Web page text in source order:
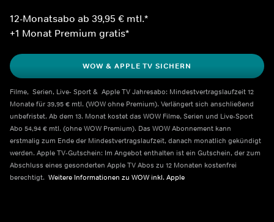
12-Monatsabo ab 39,95 € mtl.*
+1 Monat Premium gratis*
WOW & APPLE TV SICHERN
Filme,  Serien, Live- Sport &  Apple TV Jahresabo: Mindestvertragslaufzeit 12
Monate für 39,95 € mtl. (WOW ohne Premium). Verlängert sich anschließend
unbefristet. Ab dem 13. Monat kostet das WOW Filme, Serien und Live-Sport
Abo 54,94 € mtl. (ohne WOW Premium). Das WOW Abonnement kann
erstmalig zum Ende der Mindestvertragslaufzeit, danach monatlich gekündigt
werden. Apple TV-Gutschein: Im Angebot enthalten ist ein Gutschein, der zum
Abschluss eines gesonderten Apple TV Abos zu 12 Monaten kostenfrei
berechtigt. Weitere Informationen zu WOW inkl. Apple